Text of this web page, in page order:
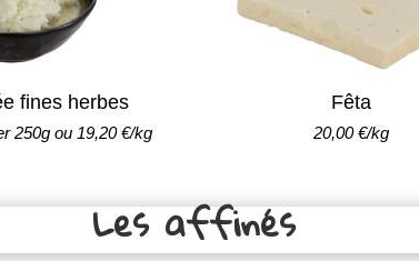
fines herbes
250g ou 19,20 €/kg
Fêta
20,00 €/kg
Les affinés